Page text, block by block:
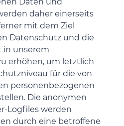
daher einerseits
mit dem Ziel
Datenschutz und die
in unserem
erhöhen, um letztlich
für die von
personenbezogenen
Die anonymen
Logfiles werden
durch eine betroffene